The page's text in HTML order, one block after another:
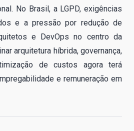
No Brasil, a LGPD, exigências
e a pressão por redução de
e DevOps no centro da
arquitetura híbrida, governança,
de custos agora terá
e remuneração em